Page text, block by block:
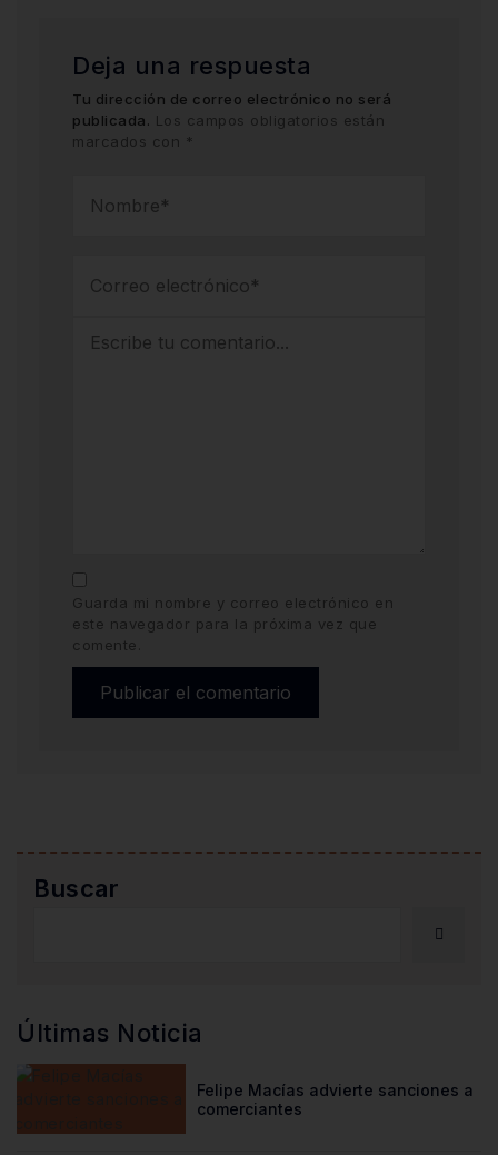
Deja una respuesta
Tu dirección de correo electrónico no será
publicada. Los campos obligatorios están
marcados con *
Guarda mi nombre y correo electrónico en
este navegador para la próxima vez que
comente.
Buscar
Últimas Noticia
Felipe Macías advierte sanciones a
comerciantes